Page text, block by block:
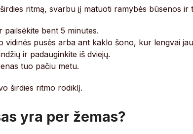
ritmą, svarbu jį matuoti ramybės būsenos ir
pailsėkite bent 5 minutes.
vidinės pusės arba ant kaklo šono, kur lengvai
ir padauginkite iš dviejų.
tuo pačiu metu.
širdies ritmo rodiklį.
yra per žemas?